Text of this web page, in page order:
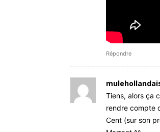
Répondre
Tiens, alors ça
rendre compte
Cent (sur son